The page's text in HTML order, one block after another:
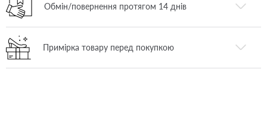
Обмін/повернення протягом 14 днів
Примірка товару перед покупкою